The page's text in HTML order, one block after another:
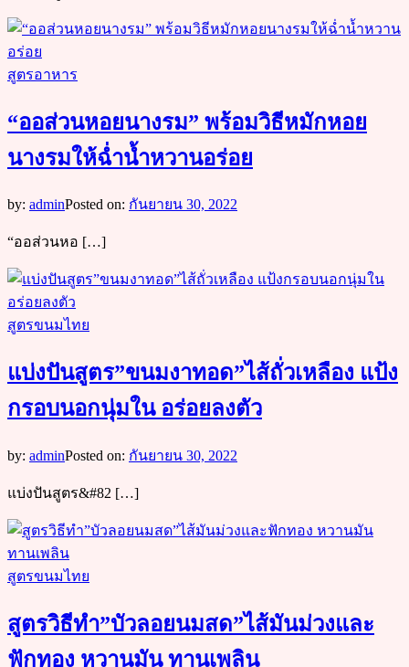
สูตรอาหาร
“ออส่วนหอยนางรม” พร้อมวิธีหมักหอย
นางรมให้ฉ่ำน้ำหวานอร่อย
by: adminPosted on: กันยายน 30, 2022
“ออส่วนหอ […]
สูตรขนมไทย
แบ่งปันสูตร”ขนมงาทอด”ไส้ถั่วเหลือง แป้ง
กรอบนอกนุ่มใน อร่อยลงตัว
by: adminPosted on: กันยายน 30, 2022
แบ่งปันสูตร&#82 […]
สูตรขนมไทย
สูตรวิธีทำ”บัวลอยนมสด”ไส้มันม่วงและ
ฟักทอง หวานมัน ทานเพลิน